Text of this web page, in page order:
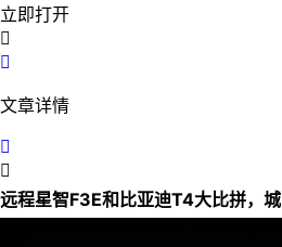
立即打开


文章详情


远程星智F3E和比亚迪T4大比拼，